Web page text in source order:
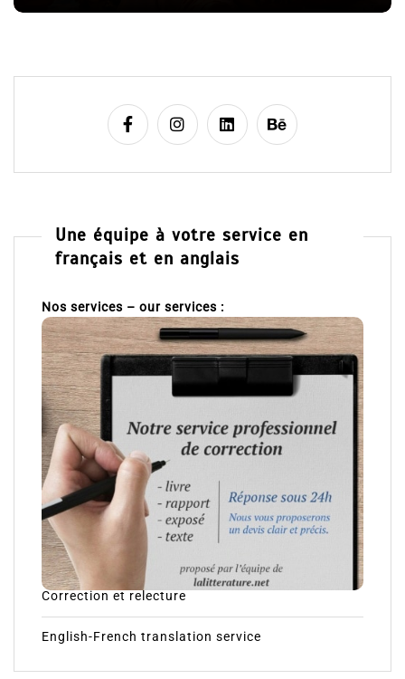
Une équipe à votre service en
français et en anglais
Nos services – our services :
Correction et relecture
English-French translation service